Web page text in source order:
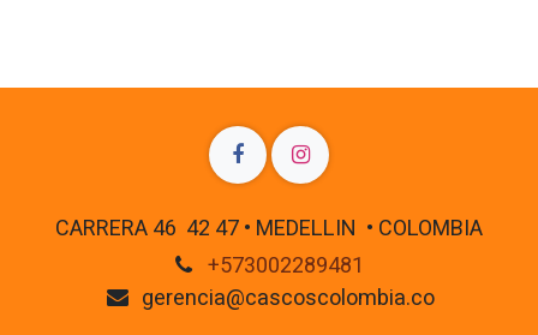
CARRERA 46 42 47 • MEDELLIN • COLOMBIA
+573002289481
gerencia@cascoscolombia.co